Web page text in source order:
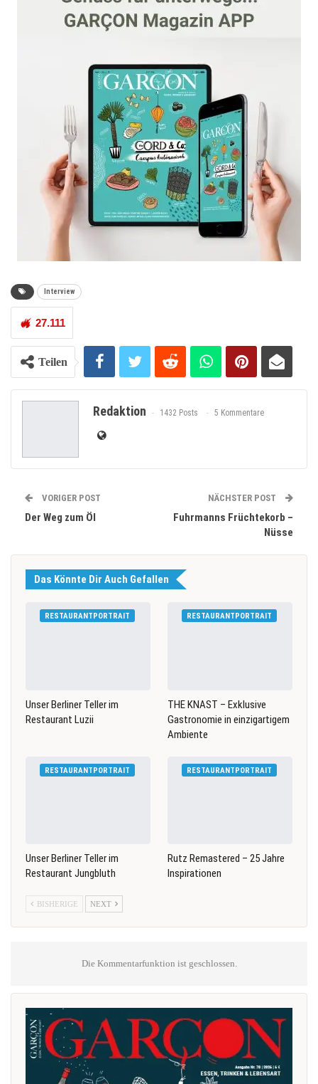
Interview
27.111
Teilen
Redaktion 1432 Posts 5 Kommentare
VORIGER POST
Der Weg zum Öl
NÄCHSTER POST
Fuhrmanns Früchtekorb –
Nüsse
Das Könnte Dir Auch Gefallen
RESTAURANTPORTRAIT
Unser Berliner Teller im
Restaurant Luzii
RESTAURANTPORTRAIT
THE KNAST – Exklusive
Gastronomie in einzigartigem
Ambiente
RESTAURANTPORTRAIT
Unser Berliner Teller im
Restaurant Jungbluth
RESTAURANTPORTRAIT
Rutz Remastered – 25 Jahre
Inspirationen
BISHERIGE NEXT
Die Kommentarfunktion ist geschlossen.